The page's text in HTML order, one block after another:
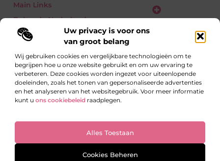
Uw privacy is voor ons
van groot belang
Wij gebruiken cookies en vergelijkbare technologieën om te
begrijpen hoe u onze website gebruikt en om uw ervaring te
verbeteren. Deze cookies worden ingezet voor uiteenlopende
doeleinden, zoals het tonen van gepersonaliseerde advertenties
en het analyseren van het websitegebruik. Voor meer informatie
kunt u ons cookiebeleid raadplegen.
Alles Toestaan
Cookies Beheren
Main Links
Bekende Nederlanders
Eén richting: kennis delen
Blogs vol inzichten over alledaagse én verrassende
onderwerpen.
www.onewayresearch.nl